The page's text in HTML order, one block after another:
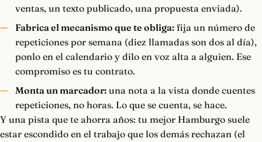
ventas, un texto publicado, una propuesta enviada).
Fabrica el mecanismo que te obliga:fija un número de
repeticiones por semana (diez llamadas son dos al día),
ponlo en el calendario y dilo en voz alta a alguien. Ese
compromiso es tu contrato.
Monta un marcador:una nota a la vista donde cuentes
repeticiones, no horas. Lo que se cuenta, se hace.
Y una pista que te ahorra años: tu mejor Hamburgo suele
estar escondido en el trabajo que los demás rechazan (el